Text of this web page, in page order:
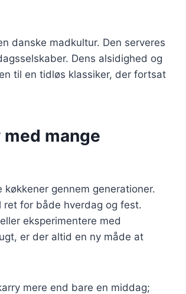
danske madkultur. Den serveres
Dens alsidighed og
til en tidløs klassiker, der fortsat
mange
gennem generationer.
ret for både hverdag og fest.
eksperimentere med
er der altid en ny måde at
mere end bare en middag;